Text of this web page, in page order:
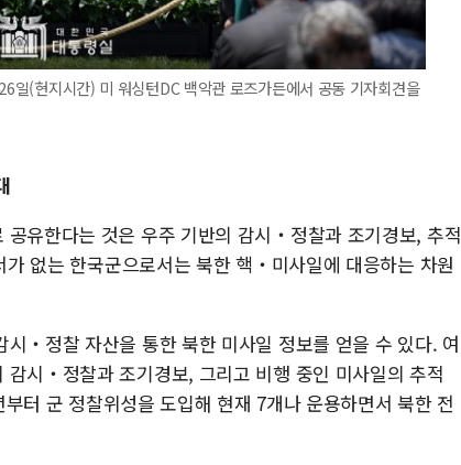
일(현지시간) 미 워싱턴DC 백악관 로즈가든에서 공동 기자회견을
유한다는 것은 우주 기반의 감시‧정찰과 조기경보, 추적
없는 한국군으로서는 북한 핵‧미사일에 대응하는 차원
시‧정찰 자산을 통한 북한 미사일 정보를 얻을 수 있다. 여
시‧정찰과 조기경보, 그리고 비행 중인 미사일의 추적
터 군 정찰위성을 도입해 현재 7개나 운용하면서 북한 전